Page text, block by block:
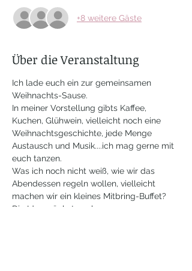
+8 weitere Gäste
Über die Veranstaltung
Ich lade euch ein zur gemeinsamen
Weihnachts-Sause.
In meiner Vorstellung gibts Kaffee,
Kuchen, Glühwein, vielleicht noch eine
Weihnachtsgeschichte, jede Menge
Austausch und Musik....ich mag gerne mit
euch tanzen.
Was ich noch nicht weiß, wie wir das
Abendessen regeln wollen, vielleicht
machen wir ein kleines Mitbring-Buffet?
Die Idee wächst noch...